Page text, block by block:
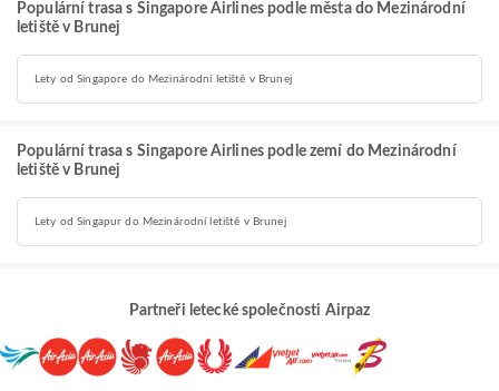
Populární trasa s Singapore Airlines podle města do Mezinárodní
letiště v Brunej
Lety od Singapore do Mezinárodní letiště v Brunej
Populární trasa s Singapore Airlines podle zemí do Mezinárodní
letiště v Brunej
Lety od Singapur do Mezinárodní letiště v Brunej
Partneři letecké společnosti Airpaz